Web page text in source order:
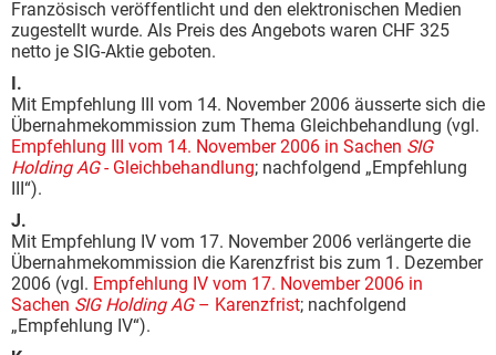
Französisch veröffentlicht und den elektronischen Medien
zugestellt wurde. Als Preis des Angebots waren CHF 325
netto je SIG-Aktie geboten.
I.
Mit Empfehlung III vom 14. November 2006 äusserte sich die
Übernahmekommission zum Thema Gleichbehandlung (vgl.
Empfehlung III vom 14. November 2006 in Sachen SIG
Holding AG- Gleichbehandlung; nachfolgend „Empfehlung
III“).
J.
Mit Empfehlung IV vom 17. November 2006 verlängerte die
Übernahmekommission die Karenzfrist bis zum 1. Dezember
2006 (vgl. Empfehlung IV vom 17. November 2006 in
Sachen SIG Holding AG– Karenzfrist; nachfolgend
„Empfehlung IV“).